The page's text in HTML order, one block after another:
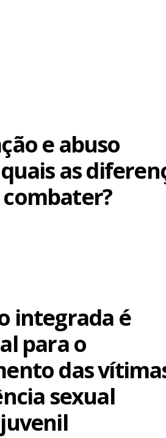
e abuso
as
integrada é
para o
das
sexual